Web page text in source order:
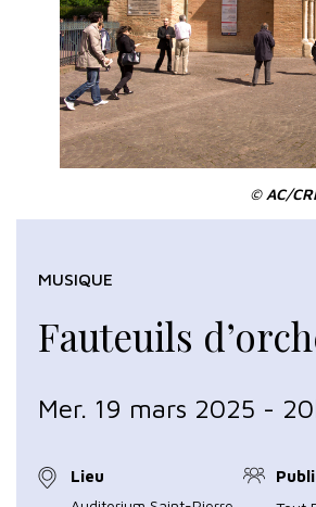
© AC/
Fauteuils
MUSIQUE
Mer. 19 mars 2025 -
Lieu